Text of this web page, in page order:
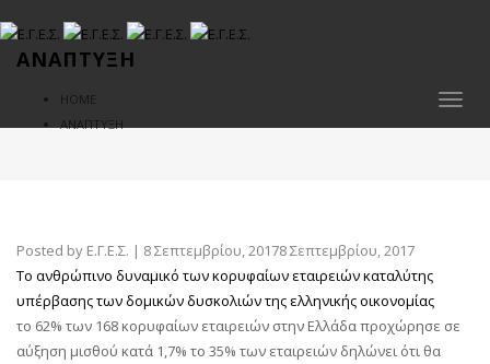
ΑΝΆΠΤΥΞΗ
HOME
ΑΝΆΠΤΥΞΗ
Posted by Ε.Γ.Ε.Σ. | 8 Σεπτεμβρίου, 20178 Σεπτεμβρίου, 2017
To ανθρώπινο δυναμικό των κορυφαίων εταιρειών καταλύτης
υπέρβασης των δομικών δυσκολιών της ελληνικής οικονομίας
το 62% των 168 κορυφαίων εταιρειών στην Ελλάδα προχώρησε σε
αύξηση μισθού κατά 1,7% το 35% των εταιρειών δηλώνει ότι θα